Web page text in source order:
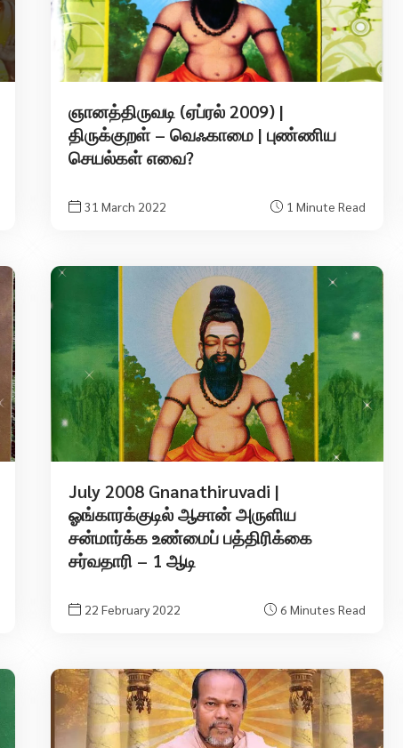
ஞானத்திருவடி (ஏப்ரல் 2009) |
திருக்குறள் – வெஃகாமை | புண்ணிய
செயல்கள் எவை?
31 March 2022 1 Minute Read
July 2008 Gnanathiruvadi |
ஓங்காரக்குடில் ஆசான் அருளிய
சன்மார்க்க உண்மைப் பத்திரிக்கை
சர்வதாரி – 1 ஆடி
22 February 2022 6 Minutes Read